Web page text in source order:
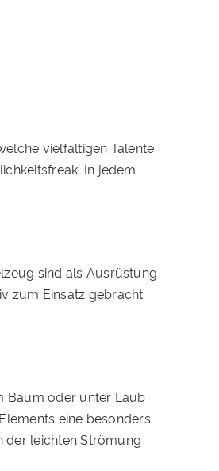
vielfältigen Talente
In jedem
sind als Ausrüstung
zum Einsatz gebracht
Baum oder unter Laub
eine besonders
der leichten Strömung